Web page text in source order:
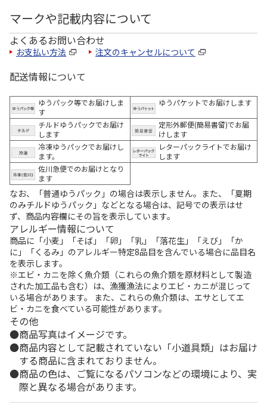
マークや記載内容について
よくあるお問い合わせ
お支払い方法 注文のキャンセルについて
配送情報について
ゆうパック等でお届けしま
す
ゆうパケットでお届けします
チルドゆうパックでお届け
します
定形外郵便(簡易書留)でお届
けします
冷凍ゆうパックでお届けし
ます。
レターパックライトでお届け
します
佐川急便でのお届けとなり
ます
なお、「普通ゆうパック」の場合は表示しません。また、「夏期
のみチルドゆうパック」などとなる場合は、記号での表示はせ
ず、商品内容欄にその旨を表示しています。
アレルギー情報について
商品に「小麦」「そば」「卵」「乳」「落花生」「えび」「か
に」「くるみ」のアレルギー特定8品目を含んでいる場合に品目名
を表示します。
※エビ・カニを除く魚介類（これらの魚介類を原材料として製造
された加工品も含む）は、漁獲漁法によりエビ・カニが混じって
いる場合があります。 また、これらの魚介類は、エサとしてエ
ビ・カニを食べている可能性があります。
その他
商品写真はイメージです。
商品内容として記載されていない「小道具類」はお届け
する商品に含まれておりません。
商品の色は、ご覧になるパソコンなどの環境により、実
際と異なる場合があります。